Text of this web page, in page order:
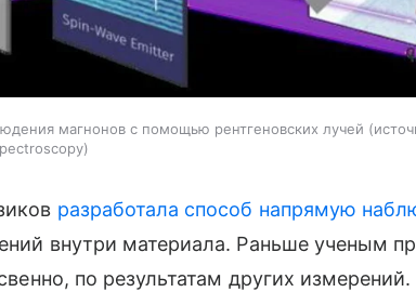
магнонов с помощью рентгеновских лучей
разработала способ напрямую
внутри материала. Раньше ученым
по результатам других измерений.